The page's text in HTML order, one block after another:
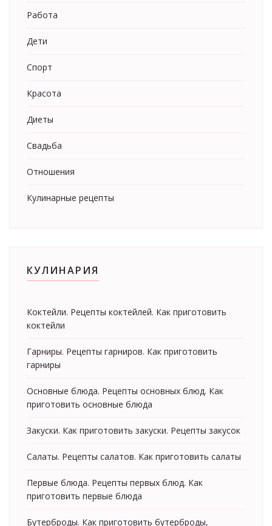
Работа
Дети
Спорт
Красота
Диеты
Свадьба
Отношения
Кулинарные рецепты
КУЛИНАРИЯ
Коктейли. Рецепты коктейлей. Как приготовить
коктейли
Гарниры. Рецепты гарниров. Как приготовить
гарниры
Основные блюда. Рецепты основных блюд. Как
приготовить основные блюда
Закуски. Как приготовить закуски. Рецепты закусок
Салаты. Рецепты салатов. Как приготовить салаты
Первые блюда. Рецепты первых блюд. Как
приготовить первые блюда
Бутерброды. Как приготовить бутерброды,